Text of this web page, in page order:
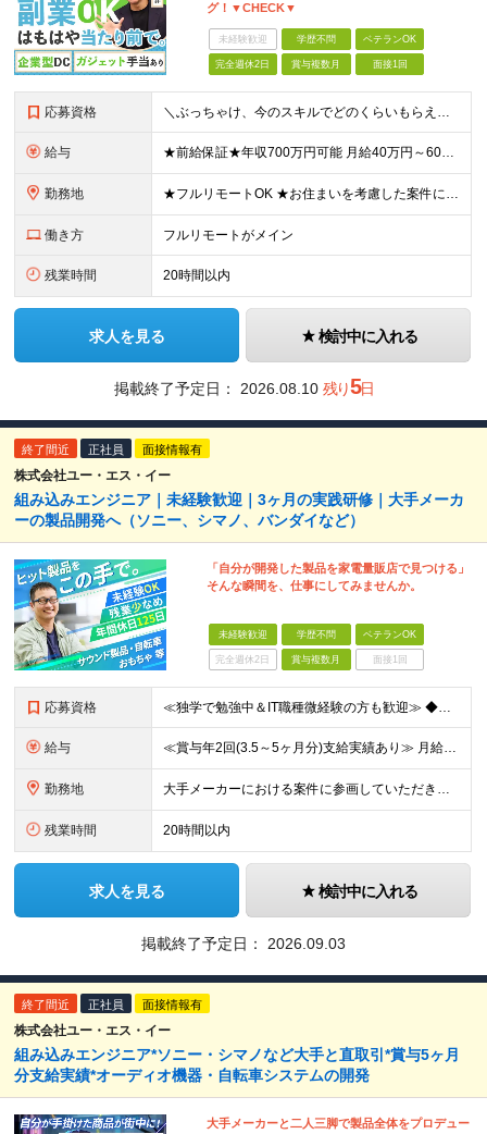
グ！▼CHECK▼
未経験歓迎 学歴不問 ベテランOK
完全週休2日 賞与複数月 面接1回
応募資格 ＼ぶっちゃけ、今のスキルでどのくらいもらえる？といった相談にも乗ります！／ ◎学歴不問 ◎C言語の読み書きができる方 ≪こんな方も歓迎します≫ ・新しい技術に挑戦したい方 ・将来のキャリアや給与につ
給与 ★前給保証★年収700万円可能 月給40万円～60万円＋各種手当＋残業代全額支給 ＼代表が単価も還元も徹底交渉！／ 代表が直接取引先と交渉し、単価を強気に提示。 そこで得た利益は、しっかりメンバー
勤務地 ★フルリモートOK ★お住まいを考慮した案件にアサインします ★転勤なし＆U/Iターン歓迎 【本社】愛知県名古屋市中村区名駅4丁目8-26 エニシオ名駅16F ┗関東・関西・愛知・九州のプロジェクト
働き方 フルリモートがメイン
残業時間 20時間以内
求人を見る 検討中に入れる
掲載終了予定日： 2026.08.10 残り5日
終了間近 正社員 面接情報有
株式会社ユー・エス・イー
組み込みエンジニア｜未経験歓迎｜3ヶ月の実践研修｜大手メーカ
ーの製品開発へ（ソニー、シマノ、バンダイなど）
「自分が開発した製品を家電量販店で見つける」
そんな瞬間を、仕事にしてみませんか。
未経験歓迎 学歴不問 ベテランOK
完全週休2日 賞与複数月 面接1回
応募資格 ≪独学で勉強中＆IT職種微経験の方も歓迎≫ ◆未経験OK ◆学歴不問 ＜こんな方を歓迎します＞ ・モノづくりが好き ・分解したり仕組みを考えたりするのが好き ・「なんで動くんだろう？」と考えてしまう
給与 ≪賞与年2回(3.5～5ヶ月分)支給実績あり≫ 月給26万円～＋賞与年2回＋交通費(月5万円まで)＋資格取得支援・手当あり＋時間外手当(100％支給) ※経験・知識・技術などを最大限考慮したうえで決
勤務地 大手メーカーにおける案件に参画していただきます！ 当社メンバーがメインとなっているチームに配属されるので、ご安心ください。 もちろん、希望もしっかりと考慮します。 ■東京本社、大阪事務所、および東京
残業時間 20時間以内
求人を見る 検討中に入れる
掲載終了予定日： 2026.09.03
終了間近 正社員 面接情報有
株式会社ユー・エス・イー
組み込みエンジニア*ソニー・シマノなど大手と直取引*賞与5ヶ月
分支給実績*オーディオ機器・自転車システムの開発
大手メーカーと二人三脚で製品全体をプロデュー